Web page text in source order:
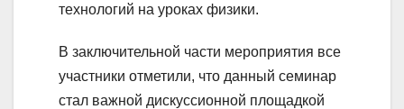
технологий на уроках физики.
В заключительной части мероприятия все
участники отметили, что данный семинар
стал важной дискуссионной площадкой